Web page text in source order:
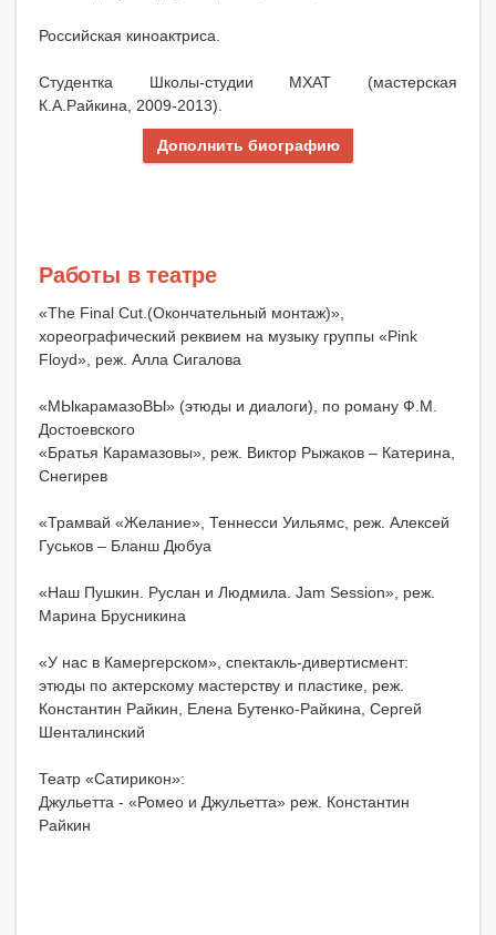
Российская киноактриса.
Студентка Школы-студии МХАТ (мастерская
К.А.Райкина, 2009-2013).
Дополнить биографию
Работы в театре
«The Final Cut.(Окончательный монтаж)»,
хореографический реквием на музыку группы «Pink
Floyd», реж. Алла Сигалова
«МЫкарамазоВЫ» (этюды и диалоги), по роману Ф.М.
Достоевского
«Братья Карамазовы», реж. Виктор Рыжаков – Катерина,
Снегирев
«Трамвай «Желание», Теннесси Уильямс, реж. Алексей
Гуськов – Бланш Дюбуа
«Наш Пушкин. Руслан и Людмила. Jam Session», реж.
Марина Брусникина
«У нас в Камергерском», спектакль-дивертисмент:
этюды по актерскому мастерству и пластике, реж.
Константин Райкин, Елена Бутенко-Райкина, Сергей
Шенталинский
Театр «Сатирикон»:
Джульетта - «Ромео и Джульетта» реж. Константин
Райкин